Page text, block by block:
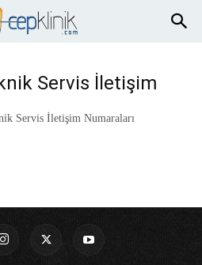
Servis İletişim
Servis İletişim Numaraları